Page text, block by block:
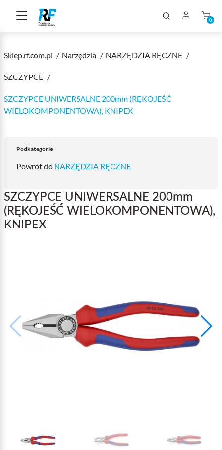
0
Sklep.rf.com.pl Narzędzia NARZĘDZIA RĘCZNE
SZCZYPCE
SZCZYPCE UNIWERSALNE 200mm (RĘKOJEŚĆ
WIELOKOMPONENTOWA), KNIPEX
Podkategorie
Powrót do NARZĘDZIA RĘCZNE
SZCZYPCE UNIWERSALNE 200mm
(RĘKOJEŚĆ WIELOKOMPONENTOWA),
KNIPEX